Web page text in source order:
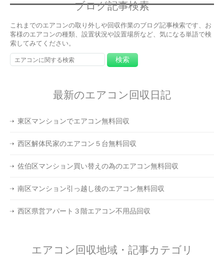
ブログ記事検索
これまでのエアコンの取り外しや回収作業のブログ記事検索です、お
客様のエアコンの種類、設置状況や設置場所など、気になる単語で検
索してみてください。
最新のエアコン回収日記
東区マンションでエアコン無料回収
西区解体民家のエアコン５台無料回収
佐伯区マンション買い替えの為のエアコン無料回収
南区マンション引っ越し後のエアコン無料回収
西区県営アパート３階エアコン不用品回収
エアコン回収地域・記事カテゴリ